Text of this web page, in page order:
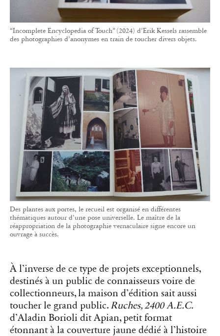
“Incomplete Encyclopedia of Touch” (2024) d’Erik Kessels rassemble
des photographies d’anonymes en train de toucher divers objets.
Des plantes aux portes, le recueil est organisé en différentes
thématiques autour d'une pose universelle. Le maître de la
réappropriation de la photographie vernaculaire signe encore un
ouvrage à succès.
À l’inverse de ce type de projets exceptionnels,
destinés à un public de connaisseurs voire de
collectionneurs, la maison d’édition sait aussi
toucher le grand public. Ruches, 2400 A.E.C.
d’Aladin Borioli dit Apian, petit format
étonnant à la couverture jaune dédié à l’histoire